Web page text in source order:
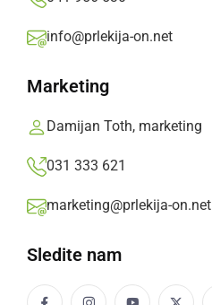
info@prlekija-on.net
Marketing
Damijan Toth, marketing
031 333 621
marketing@prlekija-on.net
Sledite nam
Družabno
Črna kronika
Šport
Politika